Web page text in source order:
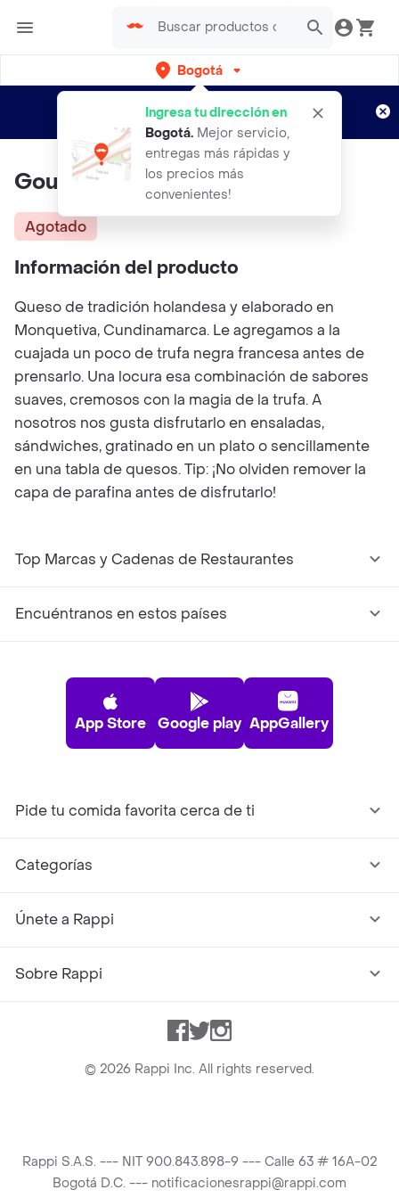
Bogotá
Ingresa tu dirección en
Bogotá. Mejor servicio,
entregas más rápidas y
los precios más
convenientes!
envíos gratis por semanas
Aplican TyC
Gouda Trufado
Agotado
Información del producto
Queso de tradición holandesa y elaborado en
Monquetiva, Cundinamarca. Le agregamos a la
cuajada un poco de trufa negra francesa antes de
prensarlo. Una locura esa combinación de sabores
suaves, cremosos con la magia de la trufa. A
nosotros nos gusta disfrutarlo en ensaladas,
sándwiches, gratinado en un plato o sencillamente
en una tabla de quesos. Tip: ¡No olviden remover la
capa de parafina antes de disfrutarlo!
Top Marcas y Cadenas de Restaurantes
Encuéntranos en estos países
App Store Google play AppGallery
Pide tu comida favorita cerca de ti
Categorías
Únete a Rappi
Sobre Rappi
Facebook
TwitterInstagram
© 2026 Rappi Inc. All rights reserved.
Rappi S.A.S. --- NIT 900.843.898-9 --- Calle 63 # 16A-02
Bogotá D.C. --- notificacionesrappi@rappi.com